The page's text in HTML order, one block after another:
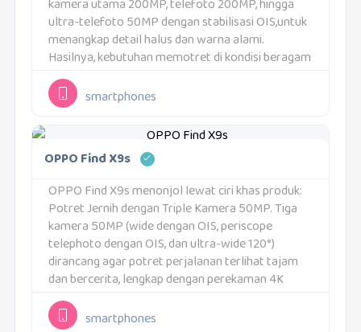
kamera utama 200MP, telefoto 200MP, hingga
ultra‑telefoto 50MP dengan stabilisasi OIS,untuk
menangkap detail halus dan warna alami.
Hasilnya, kebutuhan memotret di kondisi beragam
dapat diandalkan tanpa banyak kompromi; ciri
khas produk ini adalah “Kamera Hasselblad, detail
tiap momen”....
smartphones
OPPO Find X9s
OPPO Find X9s menonjol lewat ciri khas produk:
Potret Jernih dengan Triple Kamera 50MP. Tiga
kamera 50MP (wide dengan OIS, periscope
telephoto dengan OIS, dan ultra‑wide 120°)
dirancang agar potret perjalanan terlihat tajam
dan bercerita, lengkap dengan perekaman 4K
60fps Dolby Vision untuk video berkelas sinema.
Daya dan kelengkapan fitur...
smartphones